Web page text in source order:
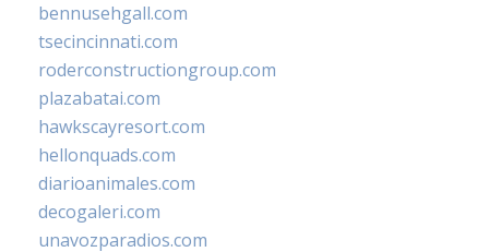
bennusehgall.com
tsecincinnati.com
roderconstructiongroup.com
plazabatai.com
hawkscayresort.com
hellonquads.com
diarioanimales.com
decogaleri.com
unavozparadios.com